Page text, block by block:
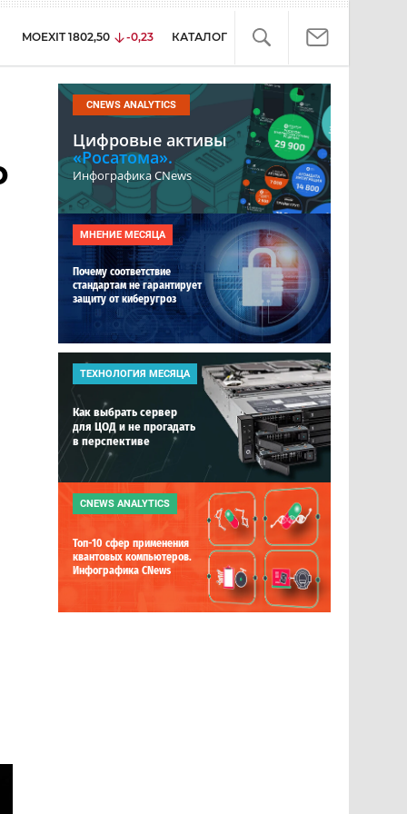
MOEXIT 1802,50 -0,23 КАТАЛОГ
CNEWS ANALYTICS
Цифровые активы
«Росатома».
Инфографика CNews
МНЕНИЕ МЕСЯЦА
Почему соответствие
стандартам не гарантирует
защиту от киберугроз
ТЕХНОЛОГИЯ МЕСЯЦА
Как выбрать сервер
для ЦОД и не прогадать
в перспективе
CNEWS ANALYTICS
Топ-10 сфер применения
квантовых компьютеров.
Инфографика CNews